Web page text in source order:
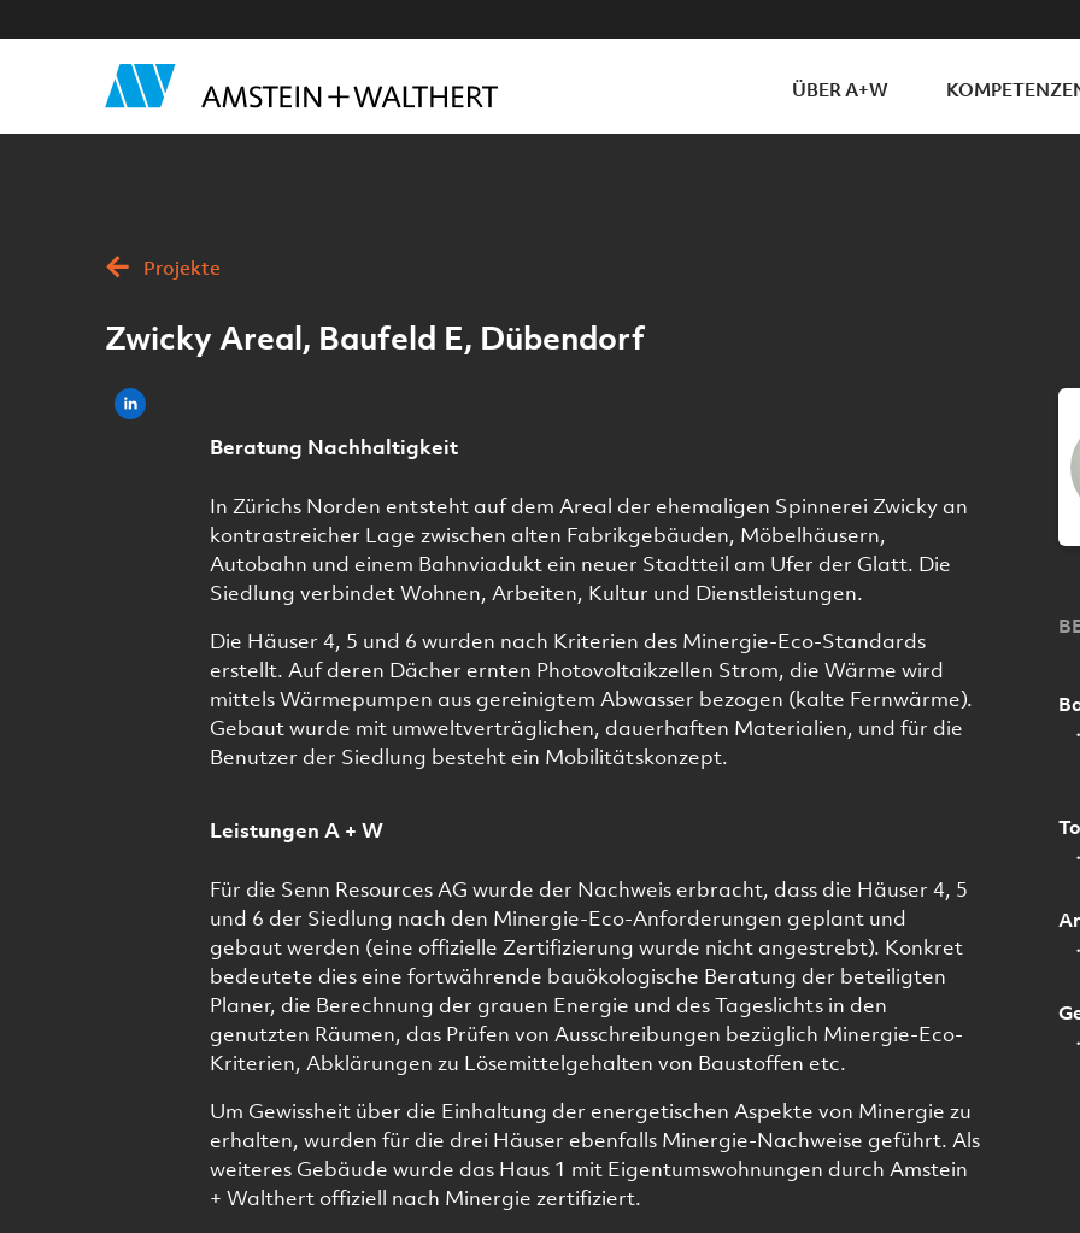
ÜBER A+W
Projekte
Zwicky Areal, Baufeld E, Dübendorf
Beratung Nachhaltigkeit
In Zürichs Norden entsteht auf dem Areal der ehemaligen Spinnerei Zwicky an
kontrastreicher Lage zwischen alten Fabrikgebäuden, Möbelhäusern,
Autobahn und einem Bahnviadukt ein neuer Stadtteil am Ufer der Glatt. Die
Siedlung verbindet Wohnen, Arbeiten, Kultur und Dienstleistungen.
Die Häuser 4, 5 und 6 wurden nach Kriterien des Minergie-Eco-Standards
erstellt. Auf deren Dächer ernten Photovoltaikzellen Strom, die Wärme wird
mittels Wärmepumpen aus gereinigtem Abwasser bezogen (kalte Fernwärme).
Gebaut wurde mit umweltverträglichen, dauerhaften Materialien, und für die
Benutzer der Siedlung besteht ein Mobilitätskonzept.
Leistungen A + W
Für die Senn Resources AG wurde der Nachweis erbracht, dass die Häuser 4, 5
und 6 der Siedlung nach den Minergie-Eco-Anforderungen geplant und
gebaut werden (eine offizielle Zertifizierung wurde nicht angestrebt). Konkret
bedeutete dies eine fortwährende bauökologische Beratung der beteiligten
Planer, die Berechnung der grauen Energie und des Tageslichts in den
genutzten Räumen, das Prüfen von Ausschreibungen bezüglich Minergie-Eco-
Kriterien, Abklärungen zu Lösemittelgehalten von Baustoffen etc.
Um Gewissheit über die Einhaltung der energetischen Aspekte von Minergie zu
erhalten, wurden für die drei Häuser ebenfalls Minergie-Nachweise geführt. Als
weiteres Gebäude wurde das Haus 1 mit Eigentumswohnungen durch Amstein
+ Walthert offiziell nach Minergie zertifiziert.